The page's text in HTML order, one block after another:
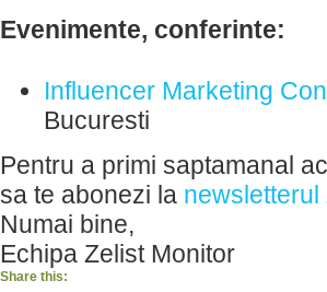
Evenimente, conferinte:
Influencer Marketing
Bucuresti
Pentru a primi saptamanal
sa te abonezi la newsletterul
Numai bine,
Echipa Zelist Monitor
Share this: